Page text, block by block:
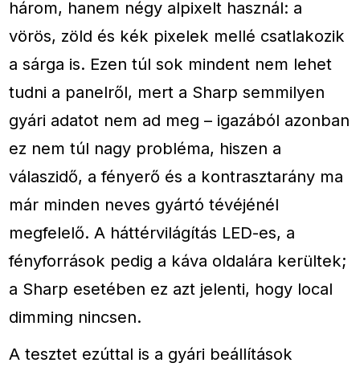
három, hanem négy alpixelt használ: a
vörös, zöld és kék pixelek mellé csatlakozik
a sárga is. Ezen túl sok mindent nem lehet
tudni a panelről, mert a Sharp semmilyen
gyári adatot nem ad meg – igazából azonban
ez nem túl nagy probléma, hiszen a
válaszidő, a fényerő és a kontrasztarány ma
már minden neves gyártó tévéjénél
megfelelő. A háttérvilágítás LED-es, a
fényforrások pedig a káva oldalára kerültek;
a Sharp esetében ez azt jelenti, hogy local
dimming nincsen.
A tesztet ezúttal is a gyári beállítások